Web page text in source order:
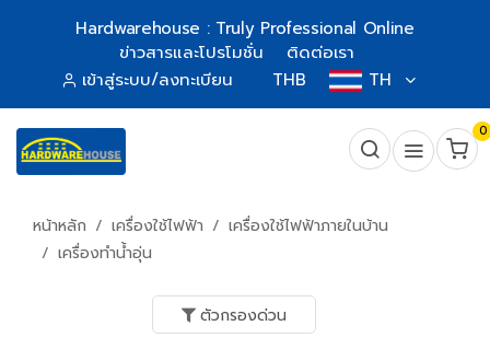
Hardwarehouse : Truly Professional Online
ข่าวสารและโปรโมชั่น
ติดต่อเรา
เข้าสู่ระบบ/ลงทะเบียน
THB TH
0
หน้าหลัก เครื่องใช้ไฟฟ้า
เครื่องใช้ไฟฟ้าภายในบ้าน
เครื่องทำน้ำอุ่น
ตัวกรองด่วน